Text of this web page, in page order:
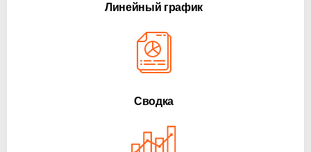
Линейный график
Сводка